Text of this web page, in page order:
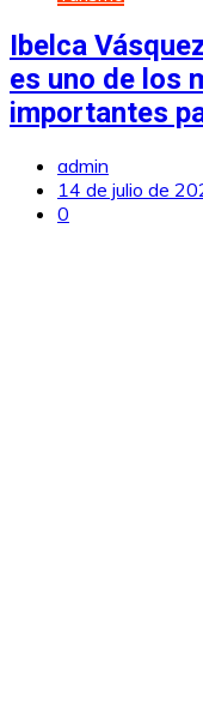
Ibelca
es uno de los
importantes
admin
14 de julio de
0